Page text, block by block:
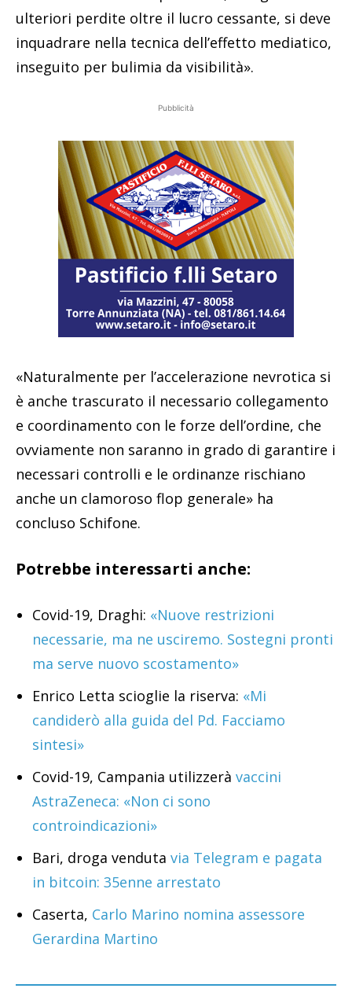
ulteriori perdite oltre il lucro cessante, si deve
inquadrare nella tecnica dell’effetto mediatico,
inseguito per bulimia da visibilità».
Pubblicità
«Naturalmente per l’accelerazione nevrotica si
è anche trascurato il necessario collegamento
e coordinamento con le forze dell’ordine, che
ovviamente non saranno in grado di garantire i
necessari controlli e le ordinanze rischiano
anche un clamoroso flop generale» ha
concluso Schifone.
Potrebbe interessarti anche:
Covid-19, Draghi: «Nuove restrizioni
necessarie, ma ne usciremo. Sostegni pronti
ma serve nuovo scostamento»
Enrico Letta scioglie la riserva: «Mi
candiderò alla guida del Pd. Facciamo
sintesi»
Covid-19, Campania utilizzerà vaccini
AstraZeneca: «Non ci sono
controindicazioni»
Bari, droga venduta via Telegram e pagata
in bitcoin: 35enne arrestato
Caserta, Carlo Marino nomina assessore
Gerardina Martino